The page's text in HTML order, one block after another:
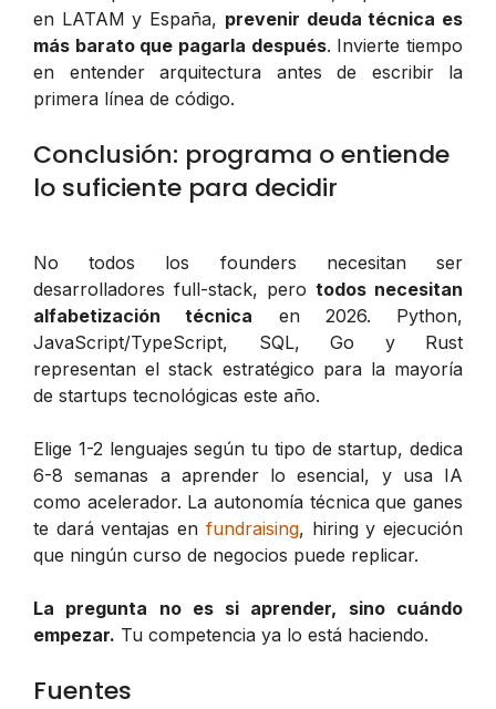
en LATAM y España, prevenir deuda técnica es
más barato que pagarla después. Invierte tiempo
en entender arquitectura antes de escribir la
primera línea de código.
Conclusión: programa o entiende
lo suficiente para decidir
No todos los founders necesitan ser
desarrolladores full-stack, pero todos necesitan
alfabetización técnica en 2026. Python,
JavaScript/TypeScript, SQL, Go y Rust
representan el stack estratégico para la mayoría
de startups tecnológicas este año.
Elige 1-2 lenguajes según tu tipo de startup, dedica
6-8 semanas a aprender lo esencial, y usa IA
como acelerador. La autonomía técnica que ganes
te dará ventajas en fundraising, hiring y ejecución
que ningún curso de negocios puede replicar.
La pregunta no es si aprender, sino cuándo
empezar. Tu competencia ya lo está haciendo.
Fuentes